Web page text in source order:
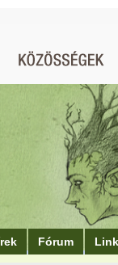
Fórum